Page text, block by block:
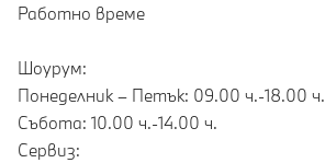
Работно време
Шоурум:
Понеделник – Петък: 09.00 ч.-18.00 ч.
Събота: 10.00 ч.-14.00 ч.
Сервиз: